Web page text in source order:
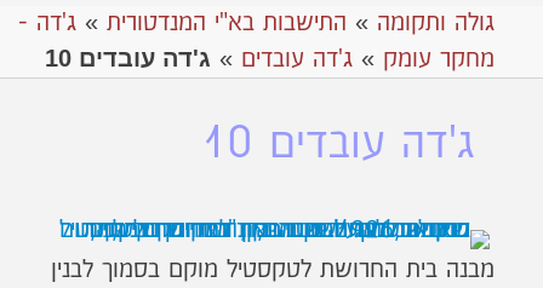
גולה ותקומה » התישבות בא"י המנדטורית » ג'דה -
מחקר עומק » ג'דה עובדים » ג'דה עובדים 10
ג'דה עובדים 10
מבנה בית החרושת לטקסטיל מוקם בסמוך לבנין